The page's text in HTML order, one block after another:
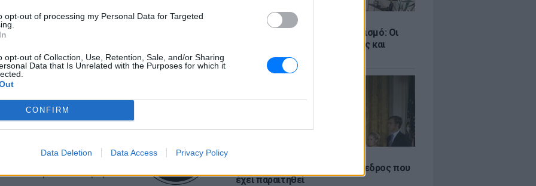
opt-out of processing my Personal Data for Targeted
opt-out of Collection, Use, Retention, Sale, and/or Sharing
Data that Is Unrelated with the Purposes for which it
CONFIRM
Data Deletion Data Access Privacy Policy
ΕΙΔΗΣΕΙΣ
Νέο χωροταξικό για τον τουρισμό: Οι
αλλαγές σε Airbnb, επενδύσεις και
Ο μοναδικός Αμερικανός πρόεδρος που
έχει παραιτηθεί
αφήστε τους άλλους
θα πάρουν τον δρόμο